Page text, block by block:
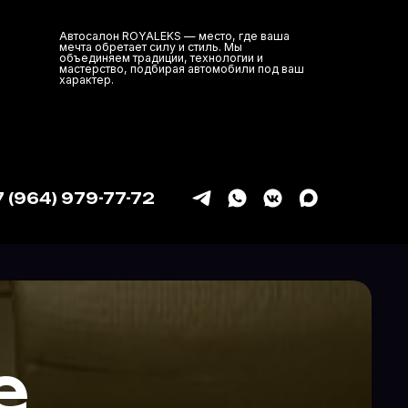
ROYALEKS — место, где ваша
силу и стиль. Мы
традиции, технологии и
подбирая автомобили под ваш
(964) 979-77-72